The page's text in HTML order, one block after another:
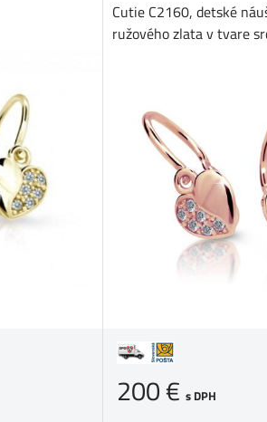
Cutie C2160, detské
ružového zlata v tvare
200 € s DPH